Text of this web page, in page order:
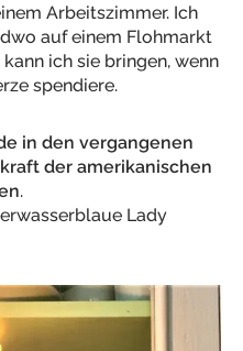
Arbeitszimmer. Ich
auf einem Flohmarkt
ich sie bringen, wenn
spendiere.
in den vergangenen
der amerikanischen
.
Lady